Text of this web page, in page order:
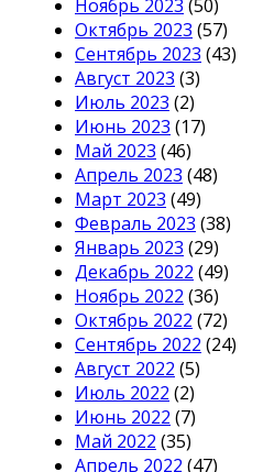
Ноябрь 2023 (50)
Октябрь 2023 (57)
Сентябрь 2023 (43)
Август 2023 (3)
Июль 2023 (2)
Июнь 2023 (17)
Май 2023 (46)
Апрель 2023 (48)
Март 2023 (49)
Февраль 2023 (38)
Январь 2023 (29)
Декабрь 2022 (49)
Ноябрь 2022 (36)
Октябрь 2022 (72)
Сентябрь 2022 (24)
Август 2022 (5)
Июль 2022 (2)
Июнь 2022 (7)
Май 2022 (35)
Апрель 2022 (47)